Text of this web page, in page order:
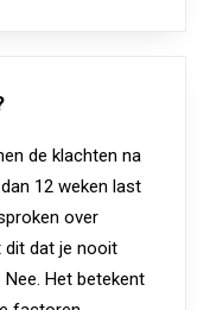
de klachten na
12 weken last
over
dit dat je nooit
Het betekent